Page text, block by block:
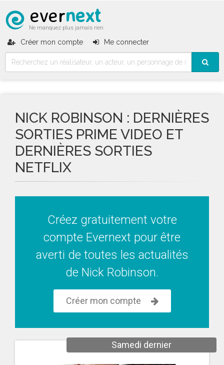
evernext
Ne manquez plus jamais rien
Créer mon compte Me connecter
NICK ROBINSON : DERNIÈRES
SORTIES PRIME VIDEO ET
DERNIÈRES SORTIES
NETFLIX
Créez gratuitement votre
compte Evernext pour être
averti de toutes les actualités
de Nick Robinson.
Créer mon compte
Samedi dernier